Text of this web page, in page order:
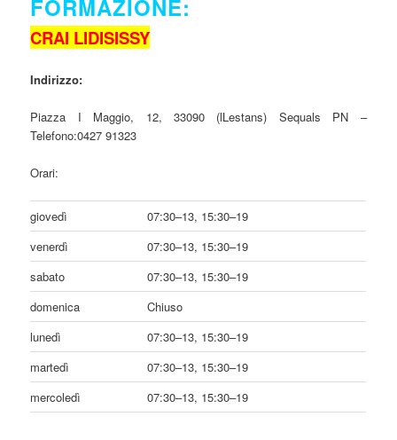
FORMAZIONE:
CRAI LIDISISSY
Indirizzo:
Piazza I Maggio, 12, 33090 (lLestans) Sequals PN –
Telefono:0427 91323
Orari:
giovedì
07:30–13, 15:30–19
venerdì
07:30–13, 15:30–19
sabato
07:30–13, 15:30–19
domenica
Chiuso
lunedì
07:30–13, 15:30–19
martedì
07:30–13, 15:30–19
mercoledì
07:30–13, 15:30–19